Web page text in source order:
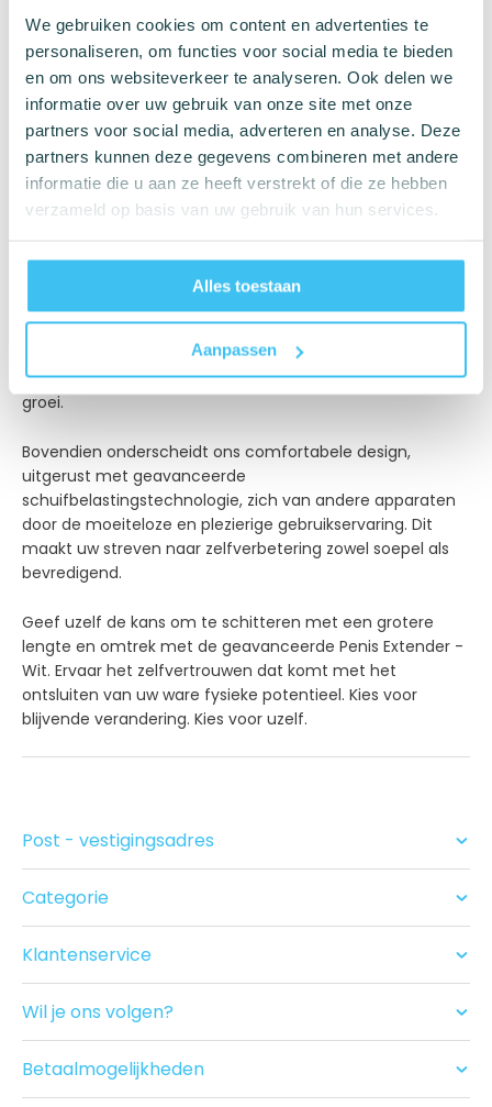
We gebruiken cookies om content en advertenties te
personaliseren, om functies voor social media te bieden
en om ons websiteverkeer te analyseren. Ook delen we
informatie over uw gebruik van onze site met onze
partners voor social media, adverteren en analyse. Deze
partners kunnen deze gegevens combineren met andere
informatie die u aan ze heeft verstrekt of die ze hebben
verzameld op basis van uw gebruik van hun services.
Alles toestaan
Aanpassen
Ontdek de innovatieve Penis Extender in het Wit, een
technologisch hoogstandje dat niet alleen uw
zelfvertrouwen een boost geeft, maar ook uw fysieke
mogelijkheden transformeert. Deze extender is specifiek
ontworpen om te voldoen aan de behoeften van de
moderne man en biedt een effectieve manier om zowel
de lengte als de omtrek van uw penis te vergroten.
Wat is het geheim? Een ingenieus ontwerp met
lichaam benutten, wat permanente groei mogelijk maakt.
Deze Penis Extender werkt door middel van gestage
tractie, die geleidelijk de celdeling en groei in de
penistissues stimuleert. Het resultaat is een opmerkelijke
toename in weefselmassa, wat zorgt voor meetbare
groei.
Bovendien onderscheidt ons comfortabele design,
uitgerust met geavanceerde
schuifbelastingstechnologie, zich van andere apparaten
door de moeiteloze en plezierige gebruikservaring. Dit
maakt uw streven naar zelfverbetering zowel soepel als
bevredigend.
Geef uzelf de kans om te schitteren met een grotere
lengte en omtrek met de geavanceerde Penis Extender -
Wit. Ervaar het zelfvertrouwen dat komt met het
ontsluiten van uw ware fysieke potentieel. Kies voor
blijvende verandering. Kies voor uzelf.
Post - vestigingsadres
Categorie
Seksspeeltjes
Acties
Drogist
Nieuwe producten
Klantenservice
Betalen
Bezorgen
Recensies
Wil je ons volgen?
Betaalmogelijkheden